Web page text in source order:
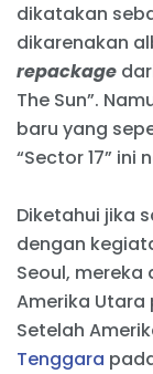
dikatakan
dikarenakan
repackage
The Sun”.
baru yang
“Sector 17” ini
Diketahui jika
dengan
Seoul,
Amerika
Setelah
Tenggara